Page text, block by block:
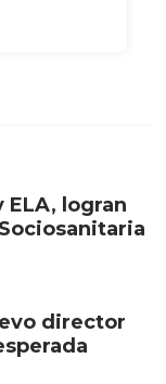
ELA, logran
director